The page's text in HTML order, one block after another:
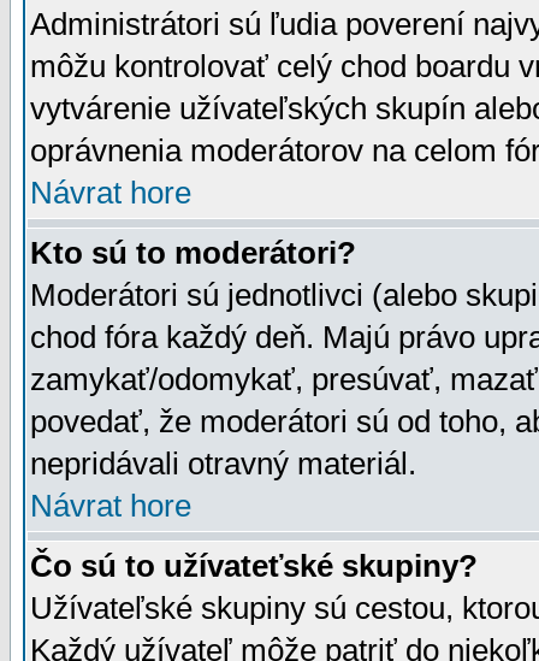
Administrátori sú ľudia poverení
môžu kontrolovať celý chod boardu
vytvárenie užívateľských skupín
oprávnenia moderátorov na celom
Návrat hore
Kto sú to moderátori?
Moderátori sú jednotlivci (alebo
chod fóra každý deň. Majú právo
zamykať/odomykať, presúvať,
povedať, že moderátori sú od toho,
nepridávali otravný materiál.
Návrat hore
Čo sú to užívateťské skupiny?
Užívateľské skupiny sú cestou,
Každý užívateľ môže patriť do